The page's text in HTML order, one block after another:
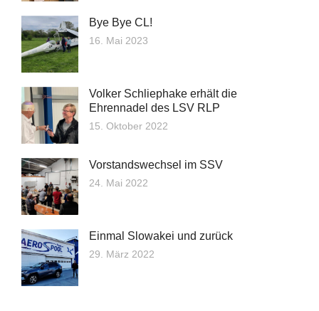
Bye Bye CL!
16. Mai 2023
Volker Schliephake erhält die
Ehrennadel des LSV RLP
15. Oktober 2022
Vorstandswechsel im SSV
24. Mai 2022
Einmal Slowakei und zurück
29. März 2022